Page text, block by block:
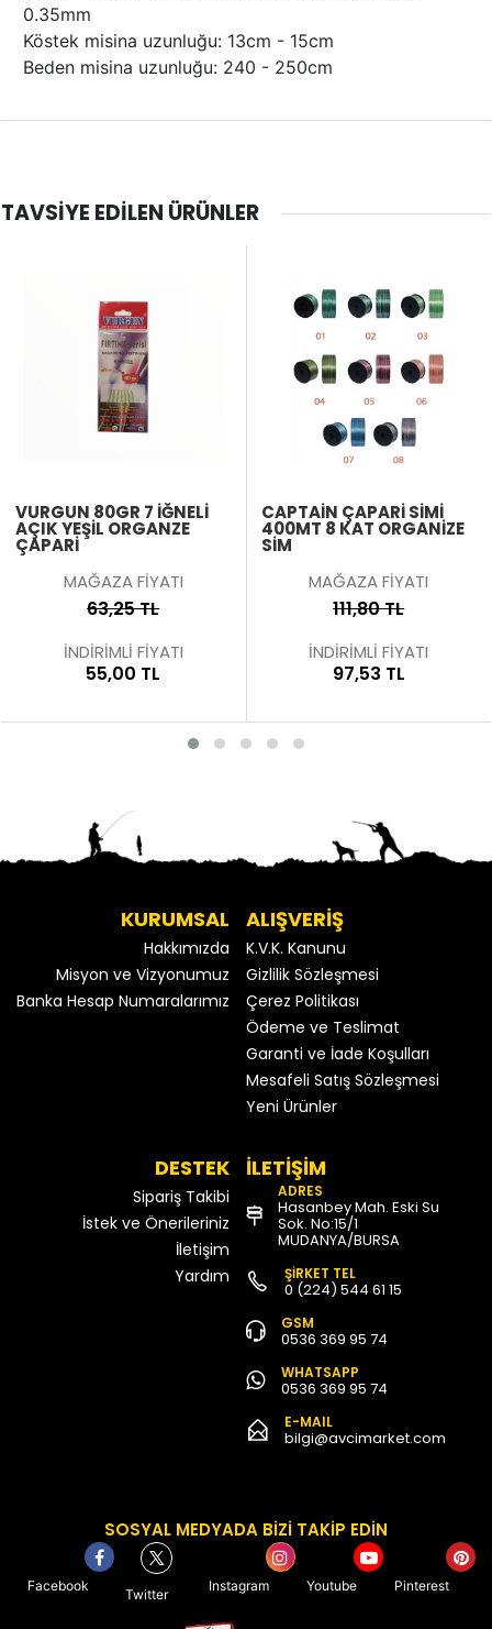
0.35mm
Köstek misina uzunluğu: 13cm - 15cm
Beden misina uzunluğu: 240 - 250cm
TAVSIYE EDILEN ÜRÜNLER
VURGUN 80GR 7 IĞNELI
AÇIK YEŞIL ORGANZE
ÇAPARI
MAĞAZA FİYATI
63,25 TL
İNDİRİMLİ FİYATI
55,00 TL
CAPTAIN ÇAPARI SIMI
400MT 8 KAT ORGANIZE
SIM
MAĞAZA FİYATI
111,80 TL
İNDİRİMLİ FİYATI
97,53 TL
KURUMSAL
Hakkımızda
Misyon ve Vizyonumuz
Banka Hesap Numaralarımız
ALIŞVERİŞ
K.V.K. Kanunu
Gizlilik Sözleşmesi
Çerez Politikası
Ödeme ve Teslimat
Garanti ve İade Koşulları
Mesafeli Satış Sözleşmesi
Yeni Ürünler
DESTEK
Sipariş Takibi
İstek ve Önerileriniz
İletişim
Yardım
İLETİŞİM
ADRES
Hasanbey Mah. Eski Su
Sok. No:15/1
MUDANYA/BURSA
ŞİRKET TEL
0 (224) 544 61 15
GSM
0536 369 95 74
WHATSAPP
0536 369 95 74
E-MAIL
bilgi@avcimarket.com
SOSYAL MEDYADA BİZİ TAKİP EDİN
Facebook
Twitter
Instagram Youtube Pinterest